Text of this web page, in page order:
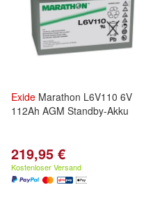
Exide Marathon L6V110 6V
112Ah AGM Standby-Akku
219,95 €
Kostenloser Versand